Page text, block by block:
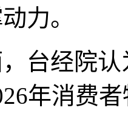
力。
经院认
年消费